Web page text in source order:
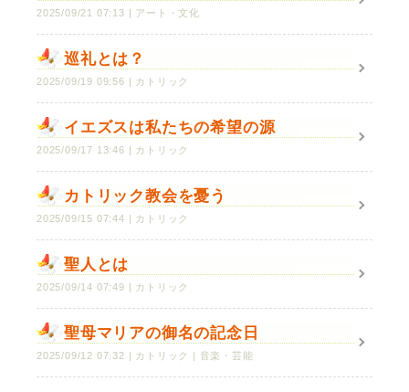
2025/09/21 07:13 アート・文化
巡礼とは？
2025/09/19 09:56 カトリック
イエズスは私たちの希望の源
2025/09/17 13:46 カトリック
カトリック教会を憂う
2025/09/15 07:44 カトリック
聖人とは
2025/09/14 07:49 カトリック
聖母マリアの御名の記念日
2025/09/12 07:32 カトリック 音楽・芸能